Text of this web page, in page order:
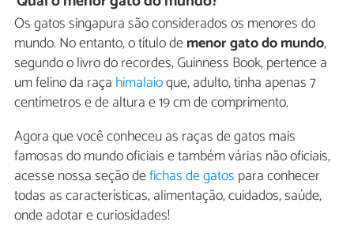
Os gatos singapura são considerados os menores do
mundo. No entanto, o título demenor gato do mundo,
segundo o livro do recordes, Guinness Book, pertence a
um felino da raça himalaioque, adulto, tinha apenas 7
centímetros e de altura e 19 cm de comprimento.
Agora que você conheceu as raças de gatos mais
famosas do mundo oficiais e também várias não oficiais,
acesse nossa seção defichas de gatos para conhecer
todas as características, alimentação, cuidados, saúde,
onde adotar e curiosidades!